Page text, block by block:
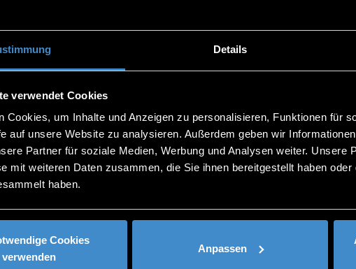
Details
verwendet Cookies
Cookies, um Inhalte und Anzeigen zu personalisieren, Funktionen für
auf unsere Website zu analysieren. Außerdem geben wir
Partner für soziale Medien, Werbung und Analysen weiter. Unsere
mit weiteren Daten zusammen, die Sie ihnen bereitgestellt haben
haben.
Cookies
verwenden
Anpassen